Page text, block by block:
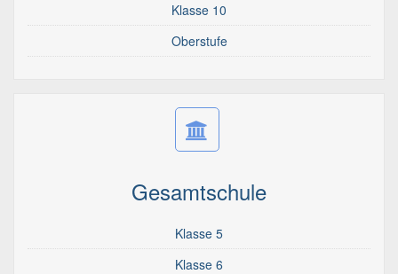
Klasse 10
Oberstufe
Gesamtschule
Klasse 5
Klasse 6